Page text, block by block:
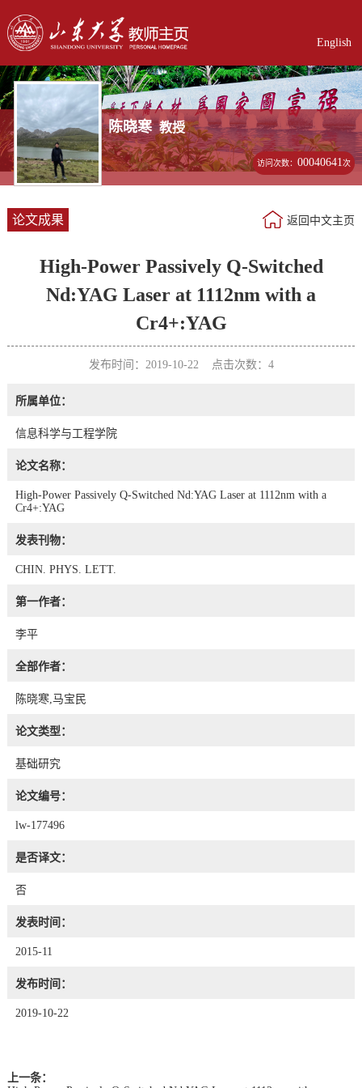
English
陈晓寒 教授
访问次数：00040641次
论文成果 返回中文主页
High-Power Passively Q-Switched
Nd:YAG Laser at 1112nm with a
Cr4+:YAG
发布时间：2019-10-22 点击次数： 4
所属单位：
信息科学与工程学院
论文名称：
High-Power Passively Q-Switched Nd:YAG Laser at 1112nm with a
Cr4+:YAG
发表刊物：
CHIN. PHYS. LETT.
第一作者：
李平
全部作者：
陈晓寒,马宝民
论文类型：
基础研究
论文编号：
lw-177496
是否译文：
否
发表时间：
2015-11
发布时间：
2019-10-22
上一条：